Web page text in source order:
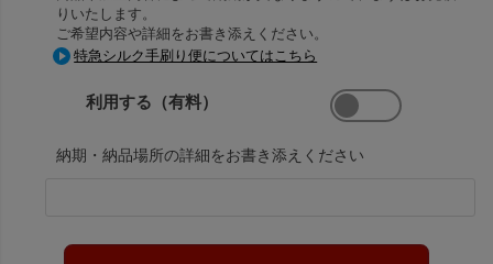
りいたします。
ご希望内容や詳細をお書き添えください。
特急シルク手刷り便についてはこちら
利用する（有料）
納期・納品場所の詳細をお書き添えください